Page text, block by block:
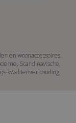
en woonaccessoires.
Scandinavische,
kwaliteitverhouding.